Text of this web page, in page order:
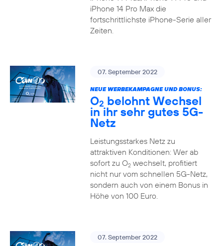
iPhone 14 Pro Max die
fortschrittlichste iPhone-Serie aller
Zeiten.
07. September 2022
NEUE WERBEKAMPAGNE UND BONUS:
O2 belohnt Wechsel
in ihr sehr gutes 5G-
Netz
Leistungsstarkes Netz zu
attraktiven Konditionen: Wer ab
sofort zu O2wechselt, profitiert
nicht nur vom schnellen 5G-Netz,
sondern auch von einem Bonus in
Höhe von 100 Euro.
07. September 2022